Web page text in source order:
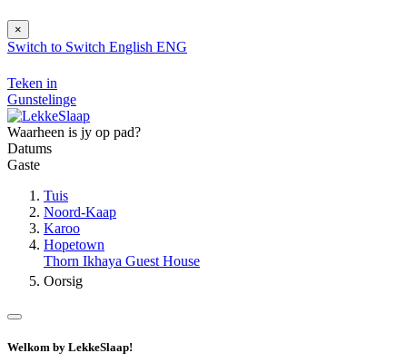
×
Switch to Switch English ENG
Teken in
Gunstelinge
Waarheen is jy op pad?
Datums
Gaste
Tuis
Noord-Kaap
Karoo
Hopetown
Thorn Ikhaya Guest House
Oorsig
Welkom by LekkeSlaap!